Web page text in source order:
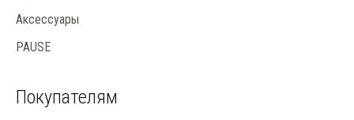
Аксессуары
PAUSE
Покупателям